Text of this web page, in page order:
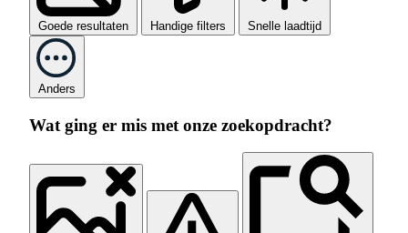
Goede resultaten Handige filters Snelle laadtijd
Anders
Wat ging er mis met onze zoekopdracht?